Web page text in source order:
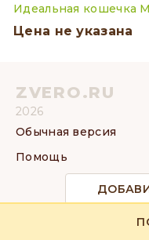
Идеальная кошечка
Цена не указана
ZVERO.RU
2026
Обычная версия
Помощь